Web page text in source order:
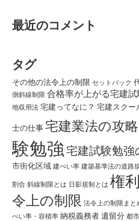
最近のコメント
タグ
その他の法令上の制限 セットバック
側斜線制限 合格率が上がる宅建
地収用法 宅建ってなに？ 宅建スクー
士の仕事 宅建業法の攻
験勉強宅建試験勉強
市街化区域 建ぺい率 建築基準法の道路
割合 斜線制限とは 日影規制とは 権
令上の制限 法令上の制限まと
ぺい率・容積率 納税義務者 遺留分 都